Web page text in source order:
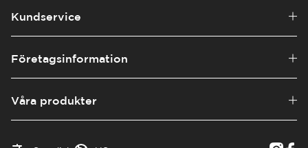
Kundservice
Företagsinformation
Våra produkter